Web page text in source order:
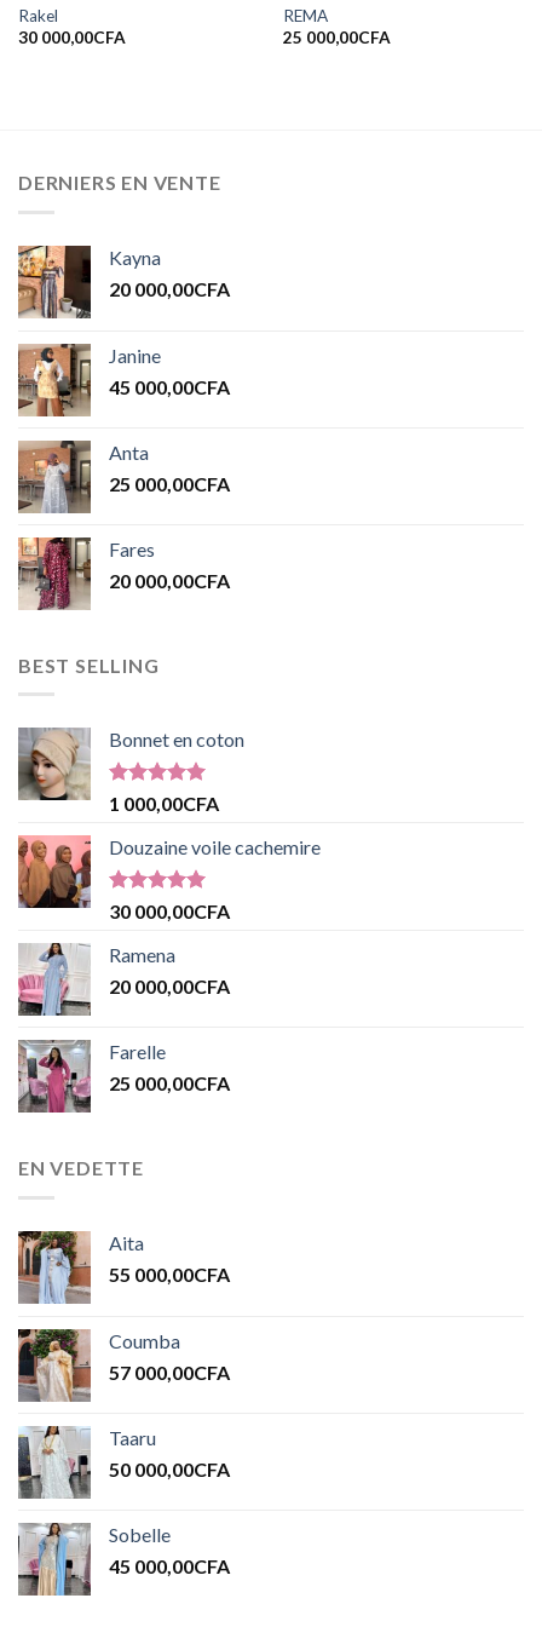
Rakel
30 000,00CFA
REMA
25 000,00CFA
DERNIERS EN VENTE
Kayna
20 000,00CFA
Janine
45 000,00CFA
Anta
25 000,00CFA
Fares
20 000,00CFA
BEST SELLING
Bonnet en coton
Note 5.00
1 000,00CFA
Douzaine voile cachemire
Note5.00
30 000,00CFA
Ramena
20 000,00CFA
Farelle
25 000,00CFA
EN VEDETTE
Aita
55 000,00CFA
Coumba
57 000,00CFA
Taaru
50 000,00CFA
Sobelle
45 000,00CFA